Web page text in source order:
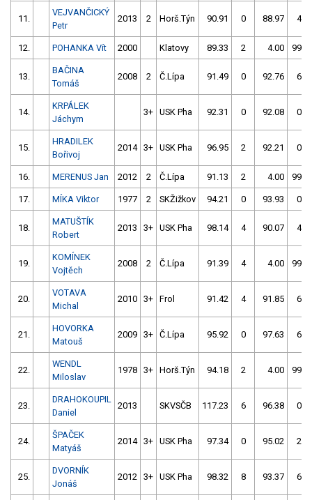
11.
VEJVANČICKÝ
Petr
2013 2 Horš.Týn 90.91 0 88.97 4
12. POHANKA Vít 2000 Klatovy 89.33 2 4.00 999
13.
BAČINA
Tomáš
2008 2 Č.Lípa 91.49 0 92.76 6
14.
KRPÁLEK
Jáchym
3+ USK Pha 92.31 0 92.08 0
15.
HRADILEK
Bořivoj
2014 3+ USK Pha 96.95 2 92.21 0
16. MERENUS Jan 2012 2 Č.Lípa 91.13 2 4.00 999
17. MÍKA Viktor 1977 2 SKŽižkov 94.21 0 93.93 0
18.
MATUŠTÍK
Robert
2013 3+ USK Pha 98.14 4 90.07 4
19.
KOMÍNEK
Vojtěch
2008 2 Č.Lípa 91.39 4 4.00 999
20.
VOTAVA
Michal
2010 3+ Frol 91.42 4 91.85 6
21.
HOVORKA
Matouš
2009 3+ Č.Lípa 95.92 0 97.63 6
22.
WENDL
Miloslav
1978 3+ Horš.Týn 94.18 2 4.00 999
23.
DRAHOKOUPIL
Daniel
2013 SKVSČB 117.23 6 96.38 0
24.
ŠPAČEK
Matyáš
2014 3+ USK Pha 97.34 0 95.02 2
25.
DVORNÍK
Jonáš
2012 3+ USK Pha 98.32 8 93.37 6